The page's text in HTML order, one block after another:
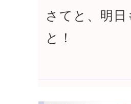
さてと、明
と！